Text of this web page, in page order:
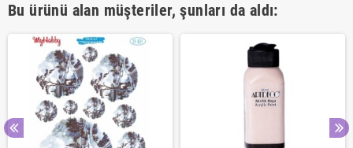
Bu ürünü alan müşteriler, şunları da aldı: